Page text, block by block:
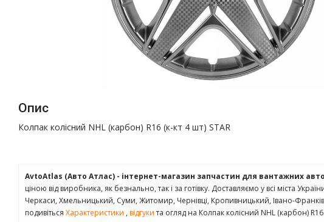
Опис
Колпак колісний NHL (карбон) R16 (к-кт 4 шт) STAR
AvtoAtlas (Авто Атлас) - інтернет-магазин запчастин для вантажних
ціною від виробника, як безнально, так і за готівку. Доставляємо у всі міста
Черкаси, Хмельницький, Суми, Житомир, Чернівці, Кропивницький, Івано-
подивіться Характеристики , відгукита огляд на Колпак колісний NHL (карбон) R16